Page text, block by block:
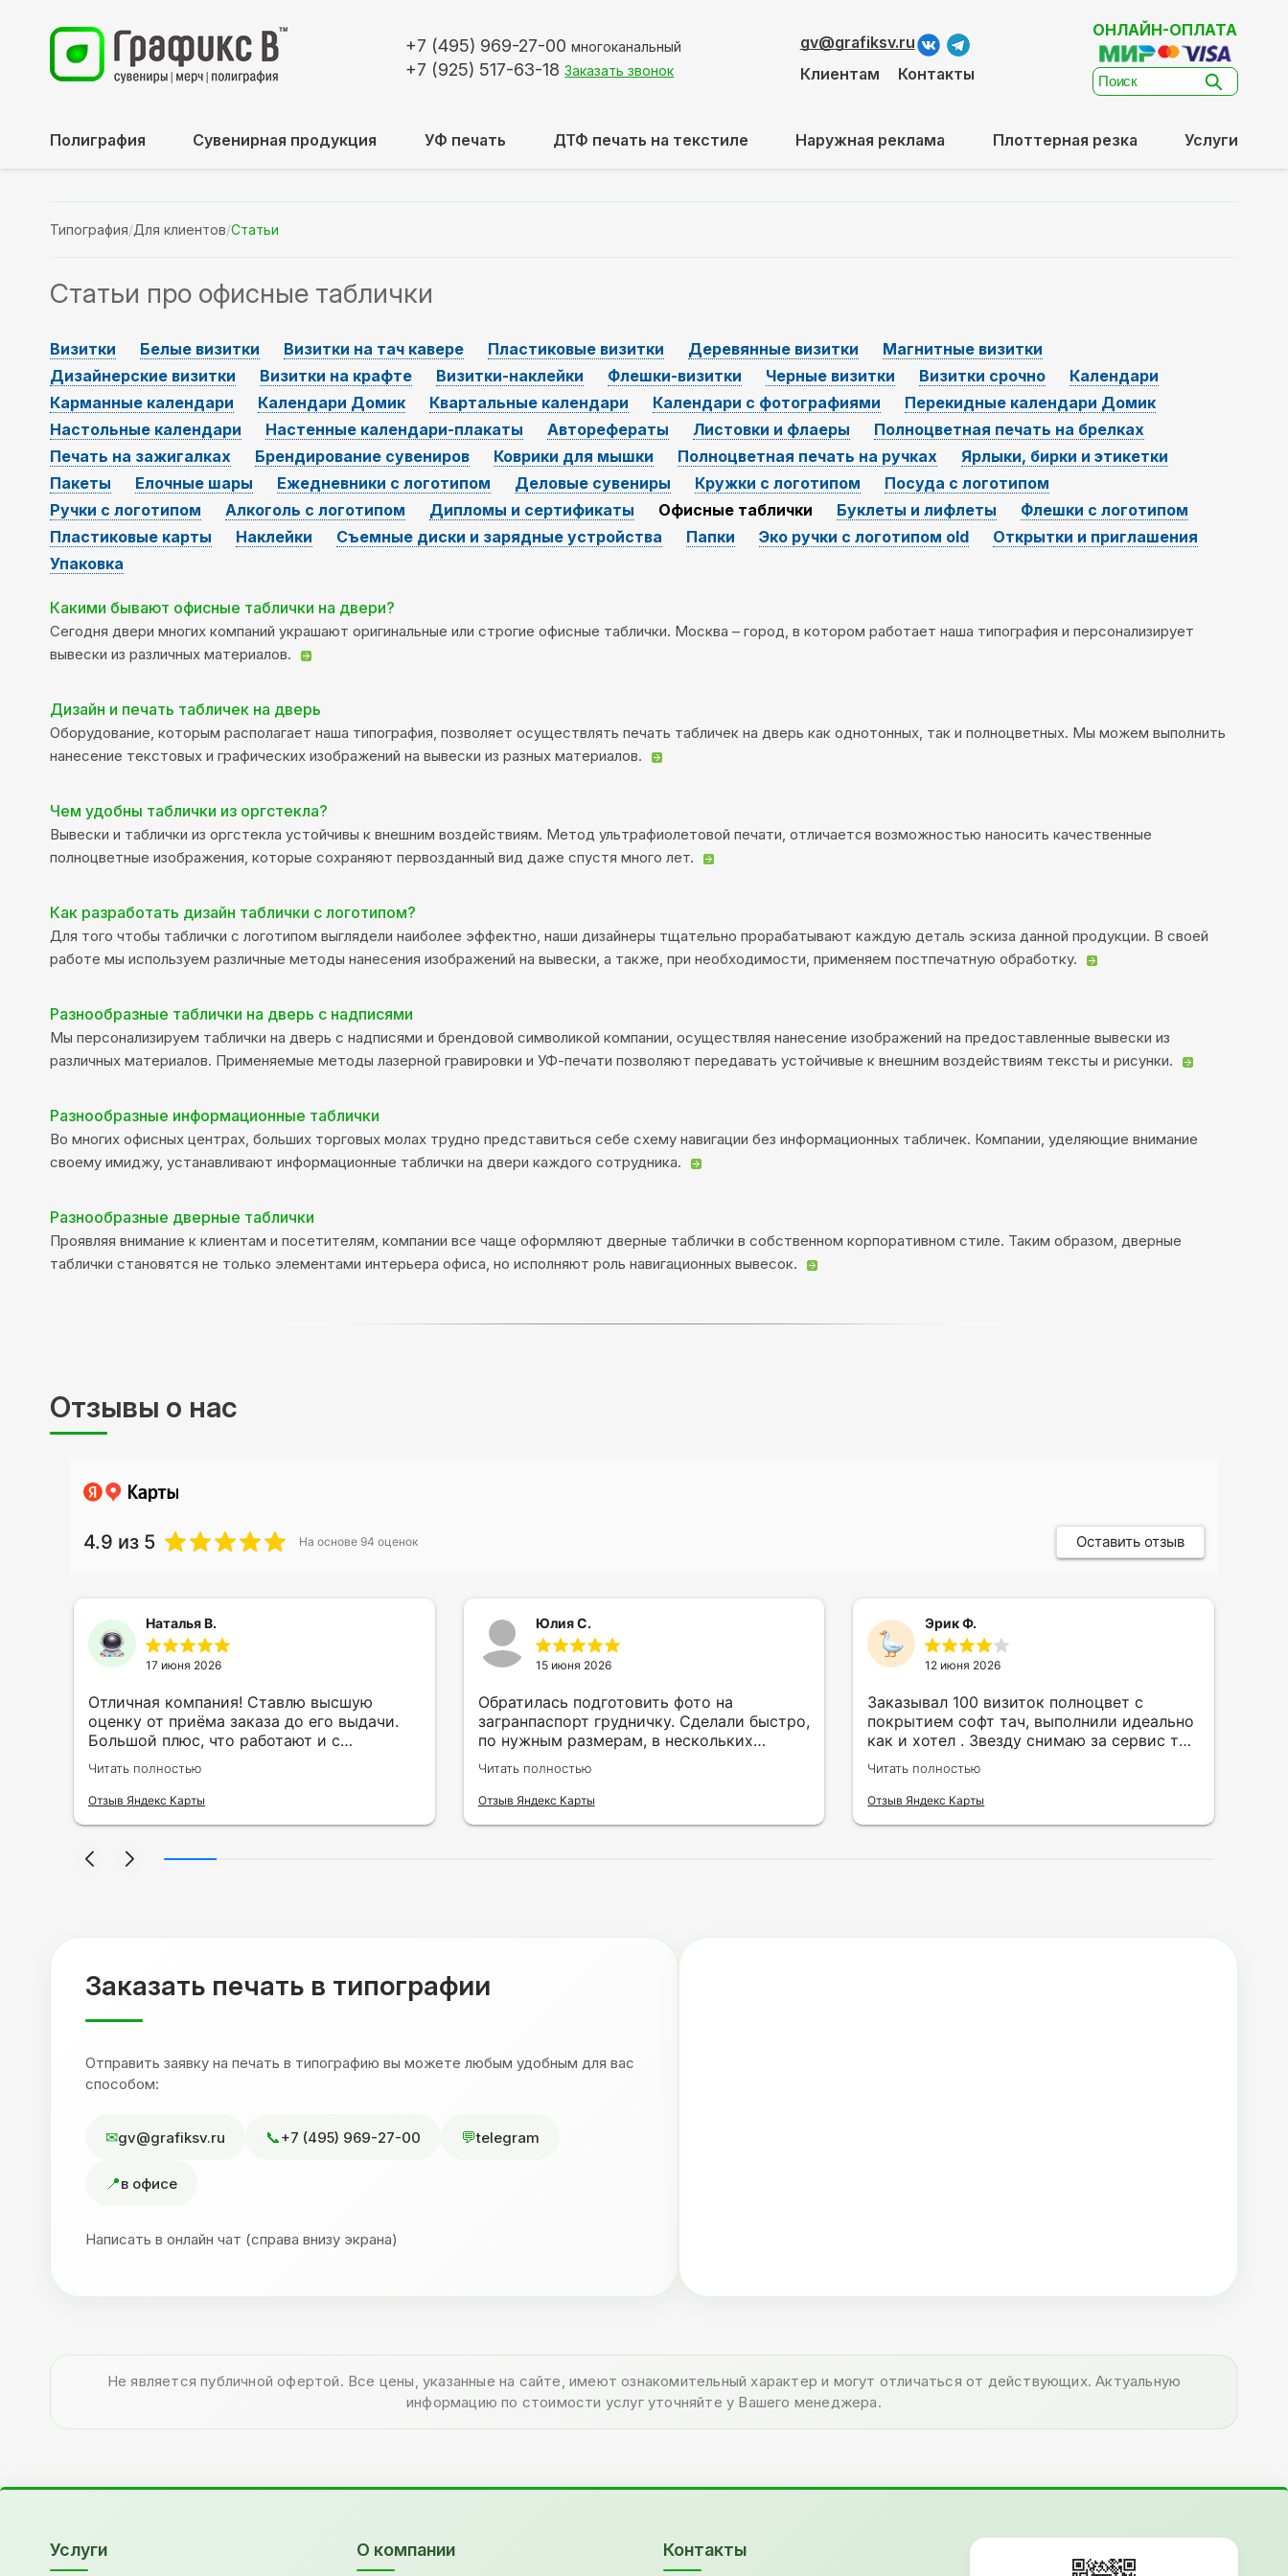
+7 (495) 969-27-00 многоканальный
+7 (925) 517-63-18 Заказать звонок
gv@grafiksv.ru
Клиентам
Контакты
ОНЛАЙН-ОПЛАТА
Полиграфия Сувенирная продукция УФ печать ДТФ печать на текстиле Наружная реклама Плоттерная резка Услуги
Типография/Для клиентов/Статьи
Статьи про офисные таблички
Визитки Белые визитки Визитки на тач кавере Пластиковые визитки Деревянные визитки
Магнитные визитки
Дизайнерские визитки
Визитки на крафте Визитки-наклейки Флешки-визитки Черные визитки Визитки срочно
Календари
Карманные календари
Календари Домик Квартальные календари Календари с фотографиями
Перекидные календари Домик
Настольные календари
Настенные календари-плакаты Авторефераты Листовки и флаеры
Полноцветная печать на брелках
Печать на зажигалках
Брендирование сувениров Коврики для мышки Полноцветная печать на ручках
Ярлыки, бирки и этикетки
Пакеты
Елочные шары Ежедневники с логотипом Деловые сувениры Кружки с логотипом
Посуда с логотипом
Ручки с логотипом
Алкоголь с логотипом Дипломы и сертификаты Офисные таблички Буклеты и лифлеты
Флешки с логотипом
Пластиковые карты
Наклейки Съемные диски и зарядные устройства Папки Эко ручки с логотипом old
Открытки и приглашения
Упаковка
Какими бывают офисные таблички на двери?
Сегодня двери многих компаний украшают оригинальные или строгие офисные таблички. Москва – город, в котором работает наша типография и персонализирует
вывески из различных материалов.
Дизайн и печать табличек на дверь
Оборудование, которым располагает наша типография, позволяет осуществлять печать табличек на дверь как однотонных, так и полноцветных. Мы можем выполнить
нанесение текстовых и графических изображений на вывески из разных материалов.
Чем удобны таблички из оргстекла?
Вывески и таблички из оргстекла устойчивы к внешним воздействиям. Метод ультрафиолетовой печати, отличается возможностью наносить качественные
полноцветные изображения, которые сохраняют первозданный вид даже спустя много лет.
Как разработать дизайн таблички с логотипом?
Для того чтобы таблички с логотипом выглядели наиболее эффектно, наши дизайнеры тщательно прорабатывают каждую деталь эскиза данной продукции. В своей
работе мы используем различные методы нанесения изображений на вывески, а также, при необходимости, применяем постпечатную обработку.
Разнообразные таблички на дверь с надписями
Мы персонализируем таблички на дверь с надписями и брендовой символикой компании, осуществляя нанесение изображений на предоставленные вывески из
различных материалов. Применяемые методы лазерной гравировки и УФ-печати позволяют передавать устойчивые к внешним воздействиям тексты и рисунки.
Разнообразные информационные таблички
Во многих офисных центрах, больших торговых молах трудно представиться себе схему навигации без информационных табличек. Компании, уделяющие внимание
своему имиджу, устанавливают информационные таблички на двери каждого сотрудника.
Разнообразные дверные таблички
Проявляя внимание к клиентам и посетителям, компании все чаще оформляют дверные таблички в собственном корпоративном стиле. Таким образом, дверные
таблички становятся не только элементами интерьера офиса, но исполняют роль навигационных вывесок.
Отзывы о нас
4.9 из 5 На основе 94 оценок Оставить отзыв
Наталья В.
17 июня 2026
Отличная компания! Ставлю высшую
оценку от приёма заказа до его выдачи.
Большой плюс, что работают и с
индивидуальными заказами. Нелбходимо
было нанести принт на кружку в подарок.
Заказ был исполнен оперативно и ооочень
спасибо Евгении за терпеливость,
Читать полностью
Отзыв Яндекс Карты
Юлия С.
15 июня 2026
Обратилась подготовить фото на
загранпаспорт грудничку. Сделали быстро,
по нужным размерам, в нескольких
вариантах и цветах.
Читать полностью
Отзыв Яндекс Карты
Эрик Ф.
12 июня 2026
Заказывал 100 визиток полноцвет с
покрытием софт тач, выполнили идеально
как и хотел . Звезду снимаю за сервис так
как в первый день приехал за 30 мин до
закрытия а на месте никого не было.
Читать полностью
Отзыв Яндекс Карты
Заказать печать в типографии
Отправить заявку на печать в типографию вы можете любым удобным для вас
способом:
gv@grafiksv.ru +7 (495) 969-27-00 telegram
в офисе
Написать в онлайн чат (справа внизу экрана)
Не является публичной офертой. Все цены, указанные на сайте, имеют ознакомительный характер и могут отличаться от действующих. Актуальную
информацию по стоимости услуг уточняйте у Вашего менеджера.
Услуги О компании Контакты